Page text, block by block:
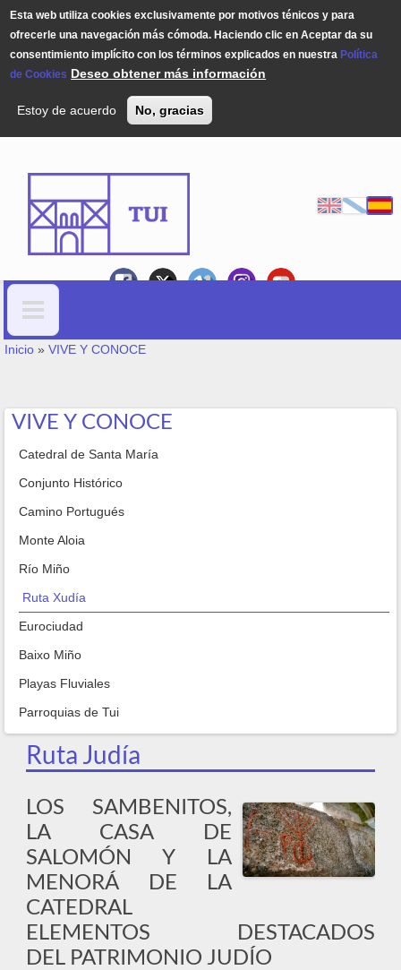
Esta web utiliza cookies exclusivamente por motivos ténicos y para
ofrecerle una navegación más cómoda. Haciendo clic en Aceptar da su
consentimiento implícito con los términos explicados en nuestra Política
de Cookies Deseo obtener más información
Estoy de acuerdo No, gracias
Formulario de búsqueda
USTED ESTÁ AQUÍ
Inicio » VIVE Y CONOCE
VIVE Y CONOCE
Catedral de Santa María
Conjunto Histórico
Camino Portugués
Monte Aloia
Río Miño
Ruta Xudía
Eurociudad
Baixo Miño
Playas Fluviales
Parroquias de Tui
Ruta Judía
LOS SAMBENITOS,
LA CASA DE
SALOMÓN Y LA
MENORÁ DE LA
CATEDRAL
ELEMENTOS DESTACADOS
DEL PATRIMONIO JUDÍO